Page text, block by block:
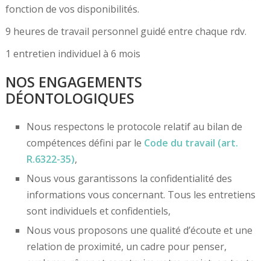
fonction de vos disponibilités.
9 heures de travail personnel guidé entre chaque rdv.
1 entretien individuel à 6 mois
NOS ENGAGEMENTS
DÉONTOLOGIQUES
Nous respectons le protocole relatif au bilan de
compétences défini par le Code du travail (art.
R.6322-35),
Nous vous garantissons la confidentialité des
informations vous concernant. Tous les entretiens
sont individuels et confidentiels,
Nous vous proposons une qualité d’écoute et une
relation de proximité, un cadre pour penser,